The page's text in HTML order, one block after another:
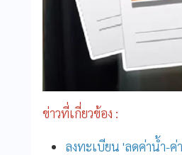
ข่าวที่เกี่ยวข้อง :
ลงทะเบียน 'ลดค่าน้ำ-